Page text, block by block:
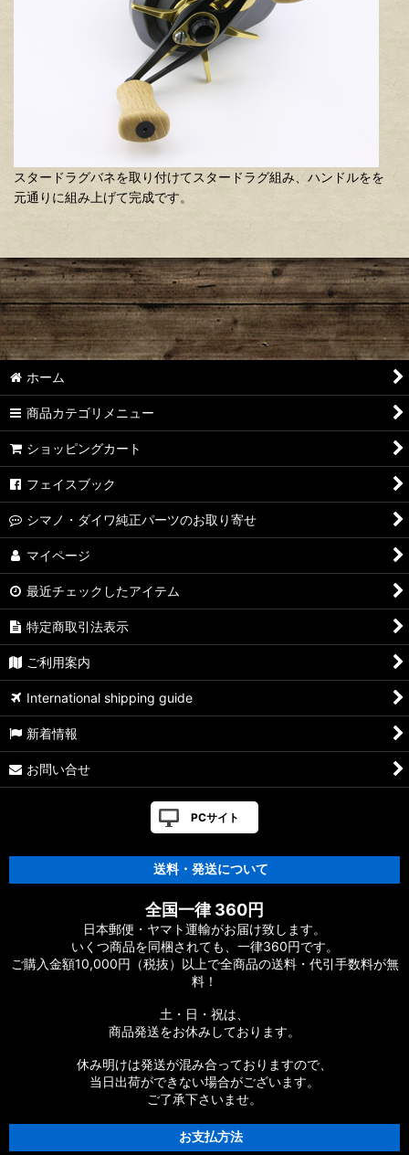
スタードラグバネを取り付けてスタードラグ組み、ハンドルをを
元通りに組み上げて完成です。
ホーム
商品カテゴリメニュー
ショッピングカート
フェイスブック
シマノ・ダイワ純正パーツのお取り寄せ
マイページ
最近チェックしたアイテム
特定商取引法表示
ご利用案内
International shipping guide
新着情報
お問い合せ
PCサイト
送料・発送について
全国一律 360円
日本郵便・ヤマト運輸がお届け致します。
いくつ商品を同梱されても、一律360円です。
ご購入金額10,000円（税抜）以上で全商品の送料・代引手数料が無
料！
土・日・祝は、
商品発送をお休みしております。
休み明けは発送が混み合っておりますので、
当日出荷ができない場合がございます。
ご了承下さいませ。
お支払方法